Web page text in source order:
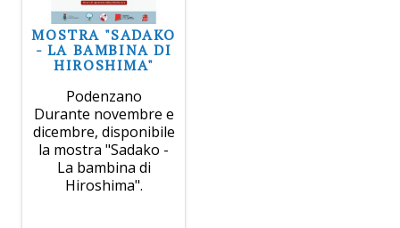
MOSTRA "SADAKO
- LA BAMBINA DI
HIROSHIMA"
Podenzano
Durante novembre e
dicembre, disponibile
la mostra "Sadako -
La bambina di
Hiroshima".